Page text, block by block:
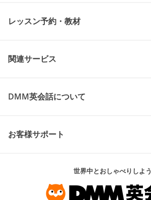
レッスン予約・教材
関連サービス
DMM英会話について
お客様サポート
世界中とおしゃべりしよう